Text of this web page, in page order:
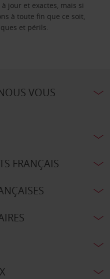
jour et exactes, mais si
à toute fin que ce soit,
et périls.
VOUS
FRANÇAIS